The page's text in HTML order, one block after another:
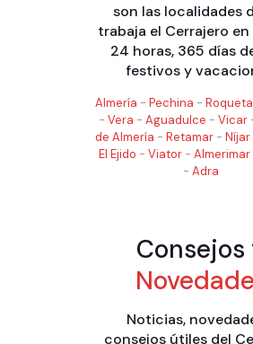
son las localidades
trabaja el Cerrajero en
24 horas, 365 días
festivos y
Almería - Pechina -
- Vera - Aguadulce - Vicar
de Almería - Retamar- Níjar
El Ejido - Viator- Almerimar
- Adra
Consejos
Noticias,
consejos útiles del